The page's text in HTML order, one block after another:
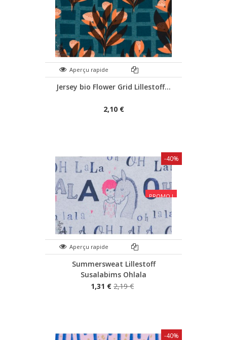
Aperçu rapide
Jersey bio Flower Grid Lillestoff...
2,10 €
PROMO !
Aperçu rapide
Summersweat Lillestoff
Susalabims Ohlala
1,31 € 2,19 €
-40%
-40%